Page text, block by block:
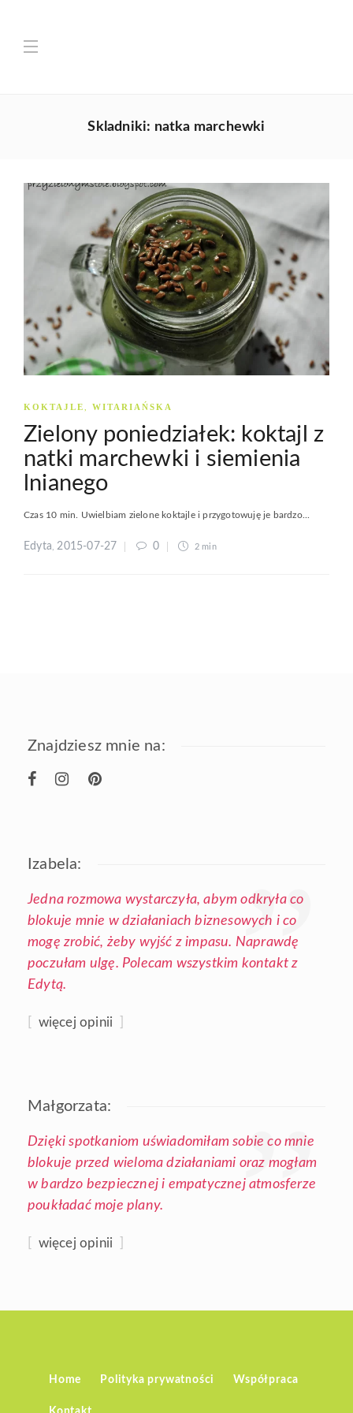
Skladniki: natka marchewki
KOKTAJLE, WITARIAŃSKA
Zielony poniedziałek: koktajl z
natki marchewki i siemienia
lnianego
Czas 10 min. Uwielbiam zielone koktajle i przygotowuję je bardzo...
Edyta,2015-07-27 0 2 min
Znajdziesz mnie na:
Izabela:
Jedna rozmowa wystarczyła, abym odkryła co
blokuje mnie w działaniach biznesowych i co
mogę zrobić, żeby wyjść z impasu. Naprawdę
poczułam ulgę. Polecam wszystkim kontakt z
Edytą.
więcej opinii
Małgorzata:
Dzięki spotkaniom uświadomiłam sobie co mnie
blokuje przed wieloma działaniami oraz mogłam
w bardzo bezpiecznej i empatycznej atmosferze
poukładać moje plany.
więcej opinii
Home Polityka prywatności Współpraca